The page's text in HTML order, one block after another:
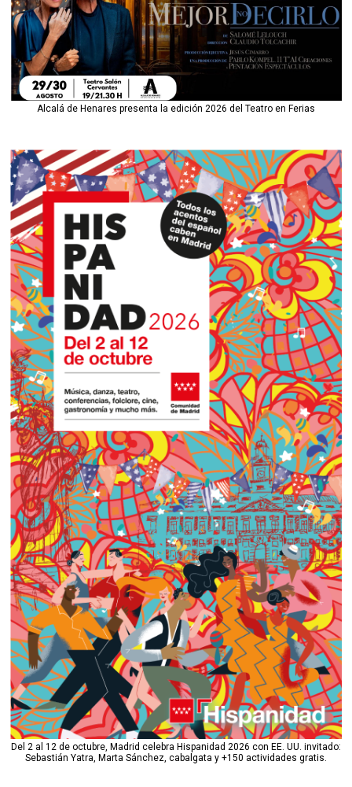
Alcalá de Henares presenta la edición 2026 del Teatro en Ferias
Del 2 al 12 de octubre, Madrid celebra Hispanidad 2026 con EE. UU. invitado:
Sebastián Yatra, Marta Sánchez, cabalgata y +150 actividades gratis.